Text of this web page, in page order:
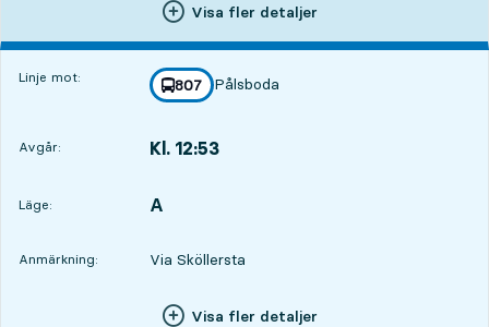
Visa fler detaljer
Linje mot: linje
807
mot
Pålsboda
,
Avgår: Kl. 12:53
Läge:
LÄGE, A
,
Anmärkning: Via Sköllersta
Visa fler detaljer